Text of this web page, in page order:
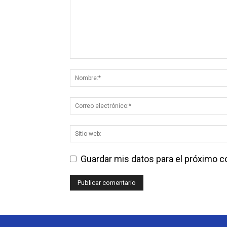
Guardar mis datos para el próximo